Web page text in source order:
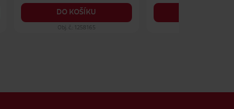
DO KOŠÍKU
Obj. č.: 1258165